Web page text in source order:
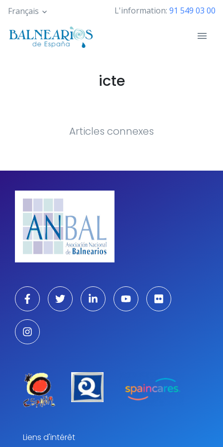
Skip
main
content
Français L'information: 91 549 03 00
icte
Articles connexes
Liens d'intérêt